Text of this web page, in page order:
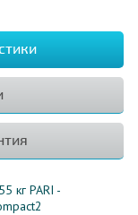
кг PARI -